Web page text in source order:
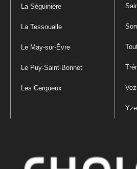
La Séguinière
La Tessoualle
Le May-sur-Èvre
Le Puy-Saint-Bonnet
Les Cerqueux